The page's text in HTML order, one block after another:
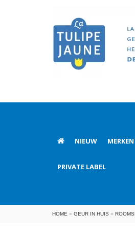
NIEUW MERKEN
PRIVATE LABEL
HOME » GEUR IN HUIS »